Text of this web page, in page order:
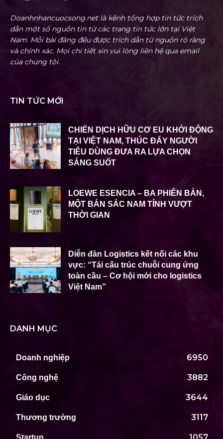
Doanhnhancuocsong.net là kênh tổng hợp tin tức trích
dẫn một số nguồn tin từ các trang tin tức lớn tại Việt
Nam. Mỗi bài đăng đều được trích dẫn từ nguồn rõ ràng
và chính xác. Mọi chi tiết xin vui lòng liên hệ qua email
của chúng tôi.
TIN TỨC MỚI
CHIẾN DỊCH HỮU CƠ EU KHỞI ĐỘNG
TẠI VIỆT NAM, THÚC ĐẨY NGƯỜI
TIÊU DÙNG ĐƯA RA LỰA CHỌN
SÁNG SUỐT
LOEWE ESENCIA – BA PHIÊN BẢN,
MỘT BẢN SẮC NAM TÍNH VƯỢT
THỜI GIAN
Diễn đàn Logistics kết nối các khu
vực: “Tái cấu trúc chuỗi cung ứng
toàn cầu – Cơ hội mới cho logistics
Việt Nam”
DANH MỤC
Doanh nghiệp 6950
Công nghệ 3882
Giáo dục 3644
Thương trường 3117
Startup